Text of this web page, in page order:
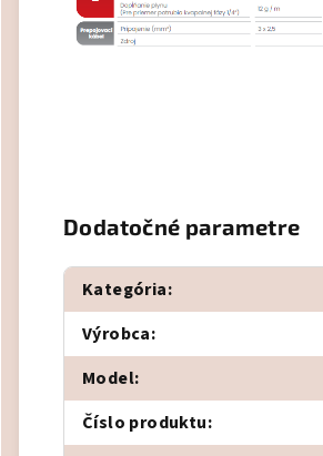
Dodatočné parametre
Kategória:
Výrobca:
Model:
Číslo produktu: